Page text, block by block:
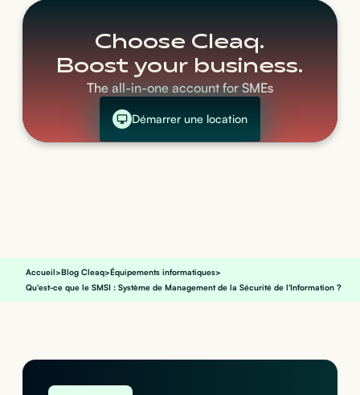
Choose Cleaq.
Boost your business.
The all-in-one account for SMEs
Démarrer une location
Accueil>Blog Cleaq>Équipements informatiques>
Qu'est-ce que le SMSI : Système de Management de la Sécurité de l'Information ?